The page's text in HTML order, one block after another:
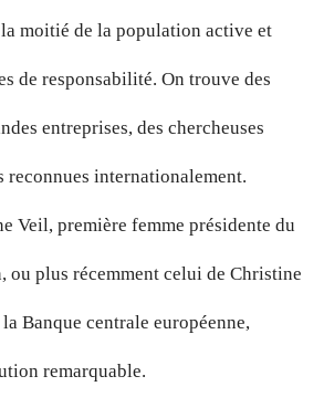
moitié de la population active et
de responsabilité. On trouve des
entreprises, des chercheuses
reconnues internationalement.
Veil, première femme présidente du
ou plus récemment celui de Christine
Banque centrale européenne,
remarquable.